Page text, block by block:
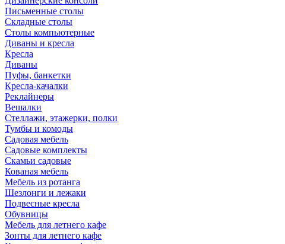
Письменные столы
Складные столы
Столы компьютерные
Диваны и кресла
Кресла
Диваны
Пуфы, банкетки
Кресла-качалки
Реклайнеры
Вешалки
Стеллажи, этажерки, полки
Тумбы и комоды
Садовая мебель
Садовые комплекты
Скамьи садовые
Кованая мебель
Мебель из ротанга
Шезлонги и лежаки
Подвесные кресла
Обувницы
Мебель для летнего кафе
Зонты для летнего кафе